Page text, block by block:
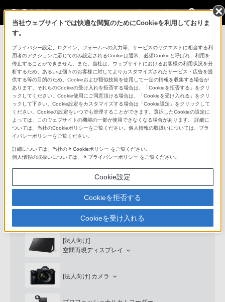
法人のお客様
コンスーマー製品に関するお問い合わせ
製品に関する重要なお知らせ
プロフェッショナル／業務用製品に関
するサポート・お問い合わせ
専用窓口のある業務用商品に関するお問い合わせ
以下の製品・サービスは専用窓口がございます。対象の
アイコンをクリックしてリンク先の窓口よりお問い合わ
業務用ディスプレイ・テレビ
[法人向け]ブラビア
[法人向け]
空間再現ディスプレイ
[法人向け] カメラ
当社ウェブサイトでは快適な閲覧のためにCookieを利用しておりま
す。
プライバシー設定、ログイン、フォームへの入力等、サービスのリクエストに相当する利
用者のアクションに応じてのみ設定されるCookieは通常、必須Cookieと呼ばれ、利用を
停止することができません。また、当社は、ウェブサイトにおけるお客様の利用状況を分
析するため、あるいは個々のお客様に対してよりカスタマイズされたサービス・広告を提
供する等の目的のため、Cookieおよび類似技術を使用して一定の情報を収集する場合が
あります。それらのCookieの受け入れを拒否する場合は、「Cookieを拒否する」をクリ
ックしてください。Cookie使用にご同意頂ける場合は、「Cookieを受け入れる」をクリ
ックして下さい。Cookie設定をカスタマイズする場合は「Cookie設定」をクリックして
ください。Cookieの設定をいつでも管理することができます。選択したCookieの設定に
よっては、このウェブサイトの機能の一部が使用できなくなる場合があります。 詳細に
ついては、当社のCookieポリシーをご覧ください。個人情報の取扱いについては、プラ
イバシーポリシーをご覧ください。
詳細については、当社の Cookieポリシー をご覧ください。
個人情報の取扱いについては、
プライバシーポリシー をご覧ください。
Cookie設定
Cookieを拒否する
Cookieを受け入れる